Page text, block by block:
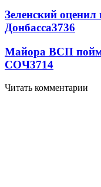
Зеленский
Донбасса3736
Майора ВСП
СОЧ3714
Читать комментарии